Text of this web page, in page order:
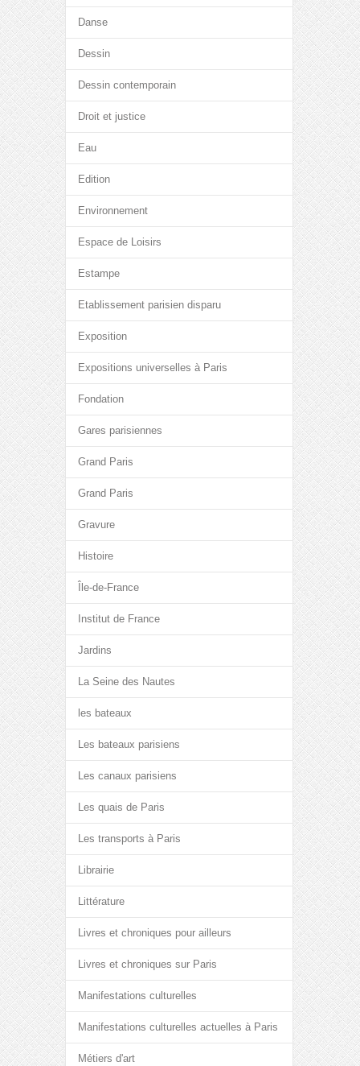
Danse
Dessin
Dessin contemporain
Droit et justice
Eau
Edition
Environnement
Espace de Loisirs
Estampe
Etablissement parisien disparu
Exposition
Expositions universelles à Paris
Fondation
Gares parisiennes
Grand Paris
Grand Paris
Gravure
Histoire
Île-de-France
Institut de France
Jardins
La Seine des Nautes
les bateaux
Les bateaux parisiens
Les canaux parisiens
Les quais de Paris
Les transports à Paris
Librairie
Littérature
Livres et chroniques pour ailleurs
Livres et chroniques sur Paris
Manifestations culturelles
Manifestations culturelles actuelles à Paris
Métiers d'art